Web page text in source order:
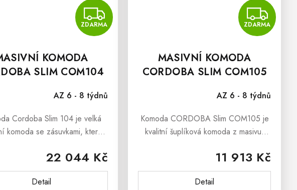
ZDARMA
ZDARMA
KOMODA
SLIM COM104
AZ 6 - 8 týdnů
22 044 Kč
Detail
Cordoba Slim 104 je velká
komoda se zásuvkami, kterou
a elegantní dřevěný
s vůní borovice.Komoda...
ZDARMA
MASIVNÍ KOMODA
CORDOBA SLIM COM105
AZ 6 - 8 týdnů
11 913 Kč
Detail
Komoda CORDOBA Slim COM105 je
kvalitní šuplíková komoda z masivu,
v oblibě dřevěný nábytek v moderním
pojetí.Komoda CORDOBA Slim je
ideální...